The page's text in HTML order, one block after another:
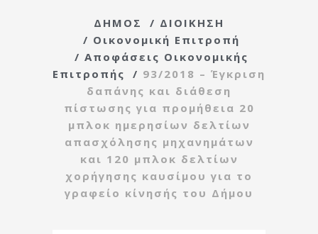
ΔΗΜΟΣ / ΔΙΟΙΚΗΣΗ
/ Οικονομική Επιτροπή
/ Αποφάσεις Οικονομικής
Επιτροπής
/ 93/2018 – Έγκριση
δαπάνης και διάθεση
πίστωσης για προμήθεια 20
μπλοκ ημερησίων δελτίων
απασχόλησης μηχανημάτων
και 120 μπλοκ δελτίων
χορήγησης καυσίμου για το
γραφείο κίνησής του Δήμου